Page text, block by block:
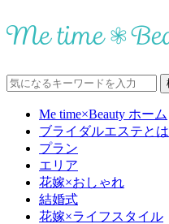
Me time×Beauty ホーム
ブライダルエステとは
プラン
エリア
花嫁×おしゃれ
結婚式
花嫁×ライフスタイル